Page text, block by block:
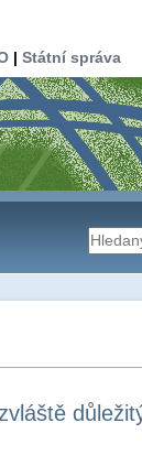
| Státní správa